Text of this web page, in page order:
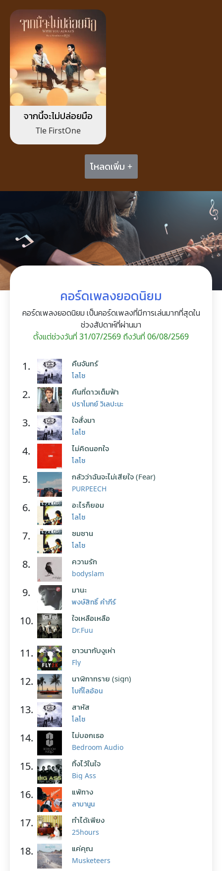
จากนี้จะไม่ปล่อยมือ
Tle FirstOne
โหลดเพิ่ม +
คอร์ดเพลงยอดนิยม
คอร์ดเพลงยอดนิยม เป็นคอร์ดเพลงที่มีการเล่นมากที่สุดใน
ช่วงสัปดาห์ที่ผ่านมา
ตั้งแต่ช่วงวันที่ 31/07/2569 ถึงวันที่ 06/08/2569
1. คืนจันทร์
โลโซ
2. คืนที่ดาวเต็มฟ้า
ปราโมทย์ วิเลปะนะ
3. ใจสั่งมา
โลโซ
4. ไม่คิดนอกใจ
โลโซ
5. กลัวว่าฉันจะไม่เสียใจ (Fear)
PURPEECH
6. อะไรก็ยอม
โลโซ
7. ซมซาน
โลโซ
8. ความรัก
bodyslam
9. มานะ
พงษ์สิทธิ์ คำภีร์
10. ใจเหลือเหลือ
Dr.Fuu
11. ชาวนากับงูเห่า
Fly
12. นาฬิกาทราย (sign)
โบกี้ไลอ้อน
13. สาหัส
โลโซ
14. ไม่บอกเธอ
Bedroom Audio
15. ทิ้งไว้ในใจ
Big Ass
16. แพ้ทาง
ลาบานูน
17. ทำได้เพียง
25hours
18. แค่คุณ
Musketeers